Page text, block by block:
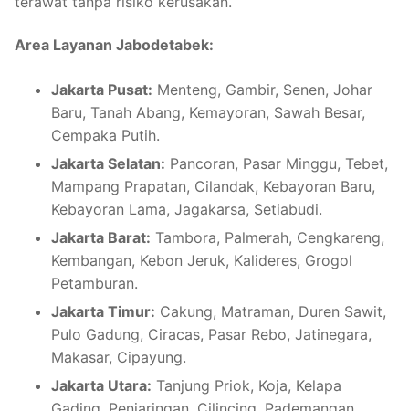
Area Layanan Jabodetabek:
Jakarta Pusat: Menteng, Gambir, Senen, Johar
Baru, Tanah Abang, Kemayoran, Sawah Besar,
Cempaka Putih.
Jakarta Selatan: Pancoran, Pasar Minggu, Tebet,
Mampang Prapatan, Cilandak, Kebayoran Baru,
Kebayoran Lama, Jagakarsa, Setiabudi.
Jakarta Barat: Tambora, Palmerah, Cengkareng,
Kembangan, Kebon Jeruk, Kalideres, Grogol
Petamburan.
Jakarta Timur: Cakung, Matraman, Duren Sawit,
Pulo Gadung, Ciracas, Pasar Rebo, Jatinegara,
Makasar, Cipayung.
Jakarta Utara: Tanjung Priok, Koja, Kelapa